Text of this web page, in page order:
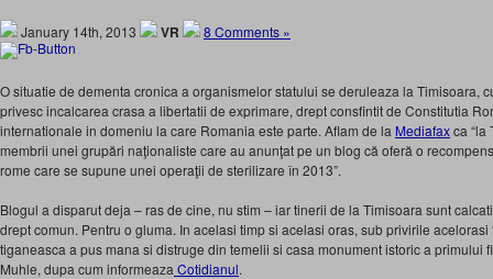
January 14th, 2013 VR 8 Comments »
O situatie de dementa cronica a organismelor statului se deruleaza la Timisoara,
privesc incalcarea crasa a libertatii de exprimare, drept consfintit de Constitutia
internationale in domeniu la care Romania este parte. Aflam de la Mediafaxca “la
membrii unei grupări naţionaliste care au anunţat pe un blog că oferă o
rome care se supune unei operaţii de sterilizare în 2013”.
Blogul a disparut deja – ras de cine, nu stim – iar tinerii de la Timisoara sunt
drept comun. Pentru o gluma. In acelasi timp si acelasi oras, sub privirile acelorasi
tiganeasca a pus mana si distruge din temelii si casa monument istoric a primului
Muhle, dupa cum informeaza Cotidianul.